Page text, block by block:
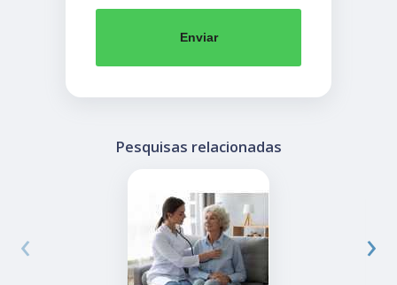
Enviar
Pesquisas relacionadas
‹ ›